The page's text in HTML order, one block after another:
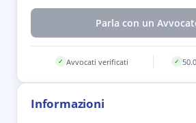
Parla con un
✓ Avvocati verificati ✓
Informazioni